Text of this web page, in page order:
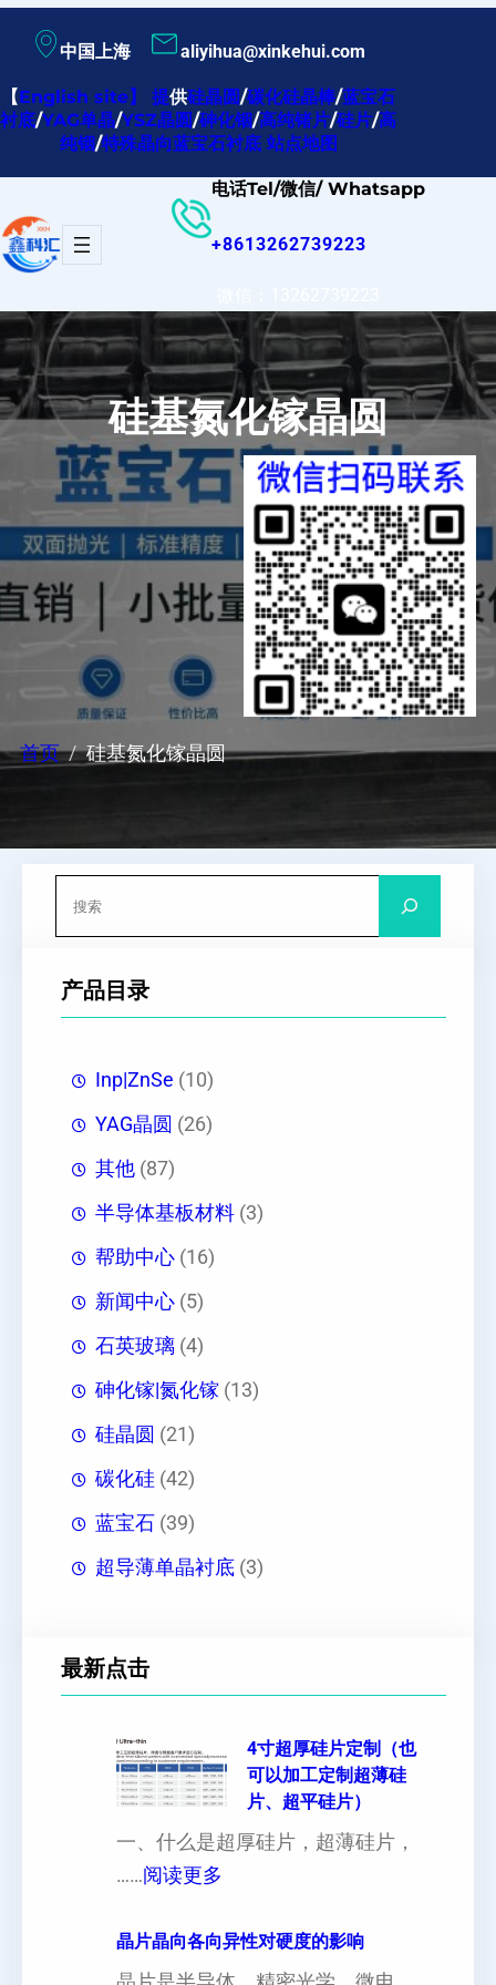
内
容
中国上海 aliyihua@xinkehui.com
【English site】提供硅晶圆/碳化硅晶棒/蓝宝石
衬底/YAG单晶/YSZ晶圆/砷化铟/高纯锗片/硅片/高
纯铟/特殊晶向蓝宝石衬底 站点地图
电话Tel/微信/ Whatsapp
+8613262739223
硅基氮化镓晶圆
首页 硅基氮化镓晶圆
产品目录
Inp|ZnSe (10)
YAG晶圆 (26)
其他 (87)
半导体基板材料 (3)
帮助中心 (16)
新闻中心 (5)
石英玻璃 (4)
砷化镓|氮化镓 (13)
硅晶圆 (21)
碳化硅 (42)
蓝宝石 (39)
超导薄单晶衬底 (3)
最新点击
4寸超厚硅片定制（也
可以加工定制超薄硅
片、超平硅片）
一、什么是超厚硅片，超薄硅片，
……阅读更多
寸
超
晶片晶向各向异性对硬度的影响